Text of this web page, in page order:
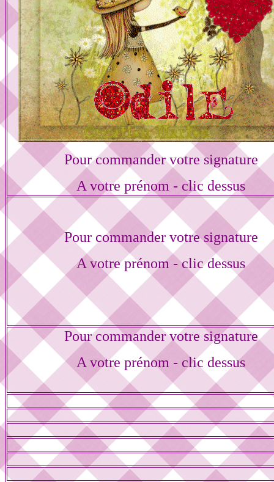
Pour commander votre signature
A votre prénom - clic dessus
Pour commander votre signature
A votre prénom - clic dessus
Pour commander votre signature
A votre prénom - clic dessus